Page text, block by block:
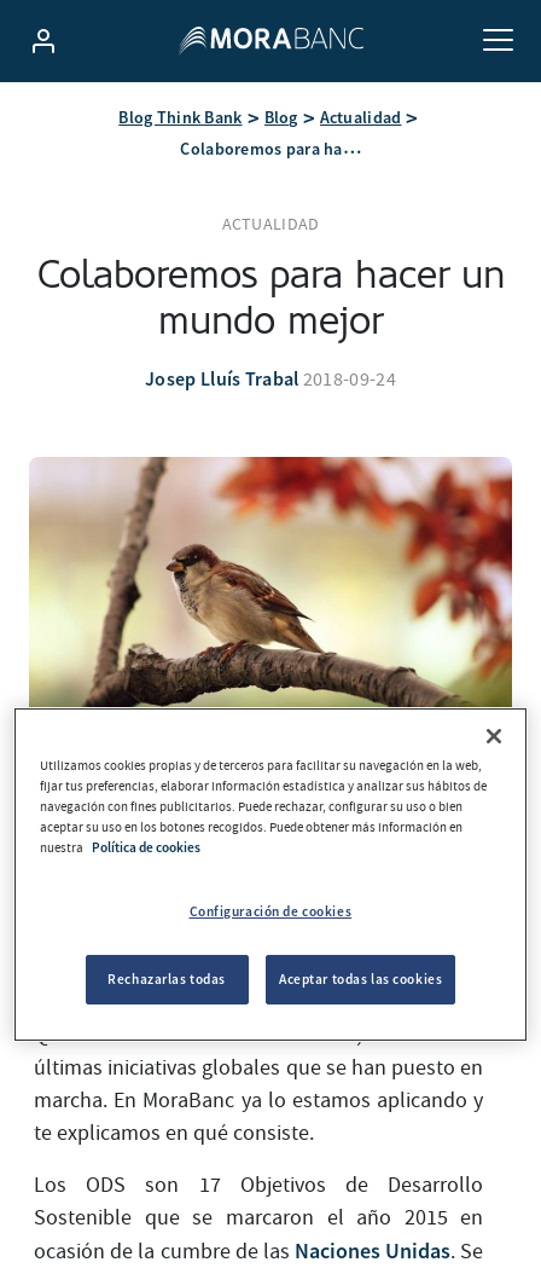
Blog Think Bank Blog Actualidad
Colaboremos para hacer un mundo mejor
ACTUALIDAD
Colaboremos para hacer un
mundo mejor
Josep Lluís Trabal 2018-09-24
Cambiar cosas para hacer un mundo mejor.Se
trata de un objetivo común que debería ser
para ello y, en función de cada perfil, persona,
colectivo o entidad, existen diferentes maneras
de trabajar para mejorar el planeta.
Quizá te suene eltérmino ODS, una de las
últimas iniciativas globales que se han puesto en
marcha. En MoraBanc ya lo estamos aplicando y
te explicamos en qué consiste.
Los ODS son 17 Objetivos de Desarrollo
Sostenible que se marcaron el año 2015 en
ocasión de la cumbre de las Naciones Unidas. Se
Utilizamos cookies propias y de terceros para facilitar su navegación en la web,
fijar tus preferencias, elaborar información estadística y analizar sus hábitos de
navegación con fines publicitarios. Puede rechazar, configurar su uso o bien
aceptar su uso en los botones recogidos. Puede obtener más información en
nuestra
Política de cookies
Configuración de cookies
Rechazarlas todas Aceptar todas las cookies